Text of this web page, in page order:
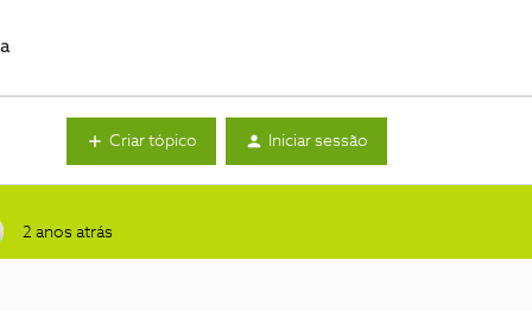
Criar tópico Iniciar sessão
2 anos atrás